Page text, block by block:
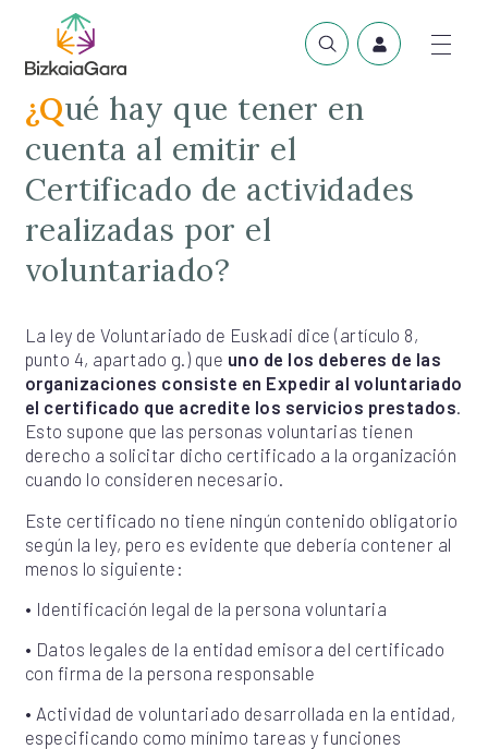
¿Qué hay que tener en
cuenta al emitir el
Certificado de actividades
realizadas por el
voluntariado?
La ley de Voluntariado de Euskadi dice (artículo 8,
punto 4, apartado g.) que uno de los deberes de las
organizaciones consiste en Expedir al voluntariado
el certificado que acredite los servicios prestados.
Esto supone que las personas voluntarias tienen
derecho a solicitar dicho certificado a la organización
cuando lo consideren necesario.
Este certificado no tiene ningún contenido obligatorio
según la ley, pero es evidente que debería contener al
menos lo siguiente:
• Identificación legal de la persona voluntaria
• Datos legales de la entidad emisora del certificado
con firma de la persona responsable
• Actividad de voluntariado desarrollada en la entidad,
especificando como mínimo tareas y funciones